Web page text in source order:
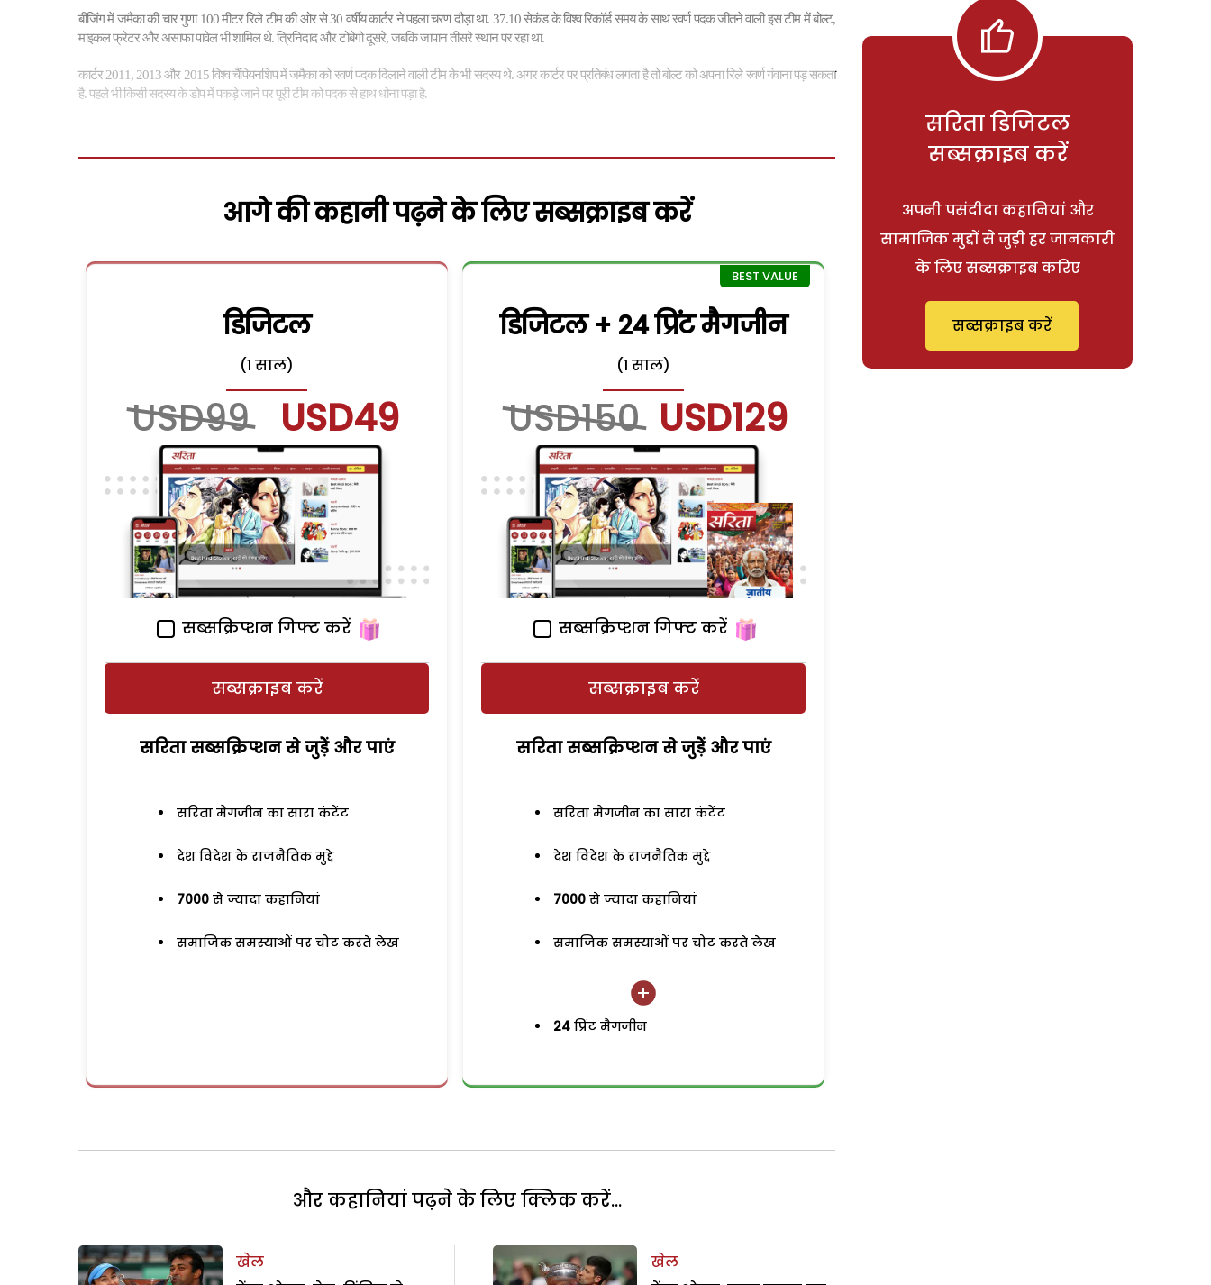
बीजिंग में जमैका की चार गुणा 100 मीटर रिले टीम की ओर से 30 वर्षीय कार्टर ने पहला चरण दौड़ा था. 37.10 सेकंड के विश्व रिकॉर्ड समय के साथ स्वर्ण पदक जीतने वाली इस टीम में बोल्ट,
माइकल फ्रेटर और असाफा पावेल भी शामिल थे. त्रिनिदाद और टोबेगो दूसरे,जबकि जापान तीसरे स्थान पर रहा था.
कार्टर 2011, 2013 और 2015 विश्व चैंपियनशिप में जमैका को स्वर्ण पदक दिलाने वाली टीम के भी सदस्य थे. अगर कार्टर पर प्रतिबंध लगता है तो बोल्ट को अपना रिले स्वर्ण गंवाना पड़ सकता
है. पहले भी किसी सदस्य के डोप में पकड़े जाने पर पूरी टीम को पदक से हाथ धोना पड़ा है.
आगे की कहानी पढ़ने के लिए सब्सक्राइब करें
डिजिटल
(1 साल)
USD99 USD49
सब्सक्रिप्शन गिफ्ट करें
सब्सक्राइब करें
सरिता सब्सक्रिप्शन से जुड़ेें और पाएं
सरिता मैगजीन का सारा कंटेंट
देश विदेश के राजनैतिक मुद्दे
7000 से ज्यादा कहानियां
समाजिक समस्याओं पर चोट करते लेख
डिजिटल + 24 प्रिंट मैगजीन
(1 साल)
USD150 USD129
सब्सक्रिप्शन गिफ्ट करें
सब्सक्राइब करें
सरिता सब्सक्रिप्शन से जुड़ेें और पाएं
सरिता मैगजीन का सारा कंटेंट
देश विदेश के राजनैतिक मुद्दे
7000 से ज्यादा कहानियां
समाजिक समस्याओं पर चोट करते लेख
24 प्रिंट मैगजीन
और कहानियां पढ़ने के लिए क्लिक करें...
खेल
खेल
सरिता डिजिटल
सब्सक्राइब करें
अपनी पसंदीदा कहानियां और
सामाजिक मुद्दों से जुड़ी हर जानकारी
के लिए सब्सक्राइब करिए
सब्सक्राइब करें